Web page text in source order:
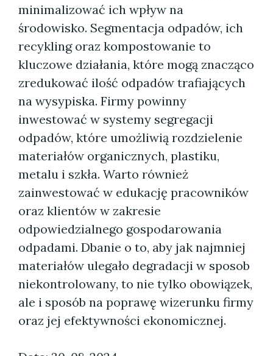
minimalizować ich wpływ na
środowisko. Segmentacja odpadów, ich
recykling oraz kompostowanie to
kluczowe działania, które mogą znacząco
zredukować ilość odpadów trafiających
na wysypiska. Firmy powinny
inwestować w systemy segregacji
odpadów, które umożliwią rozdzielenie
materiałów organicznych, plastiku,
metalu i szkła. Warto również
zainwestować w edukację pracowników
oraz klientów w zakresie
odpowiedzialnego gospodarowania
odpadami. Dbanie o to, aby jak najmniej
materiałów ulegało degradacji w sposob
niekontrolowany, to nie tylko obowiązek,
ale i sposób na poprawę wizerunku firmy
oraz jej efektywności ekonomicznej.